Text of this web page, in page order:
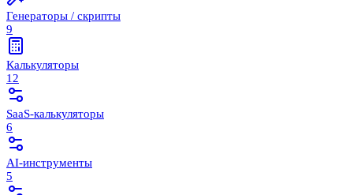
Генераторы / скрипты
9
Калькуляторы
12
SaaS-калькуляторы
6
AI-инструменты
5